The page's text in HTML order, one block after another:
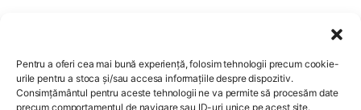
Pentru a oferi cea mai bună experiență, folosim tehnologii precum cookie-
urile pentru a stoca și/sau accesa informațiile despre dispozitiv.
Consimțământul pentru aceste tehnologii ne va permite să procesăm date
precum comportamentul de navigare sau ID-uri unice pe acest site.
Comenzi si livrare